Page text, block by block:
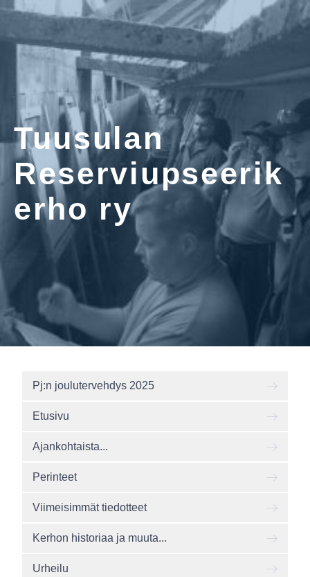
Tuusulan
Reserviupseerik
erho ry
Pj:n joulutervehdys 2025
Etusivu
Ajankohtaista...
Perinteet
Viimeisimmät tiedotteet
Kerhon historiaa ja muuta...
Urheilu